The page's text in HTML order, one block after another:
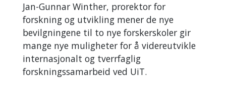
Jan-Gunnar Winther, prorektor for
forskning og utvikling mener de nye
bevilgningene til to nye forskerskoler gir
mange nye muligheter for å videreutvikle
internasjonalt og tverrfaglig
forskningssamarbeid ved UiT.